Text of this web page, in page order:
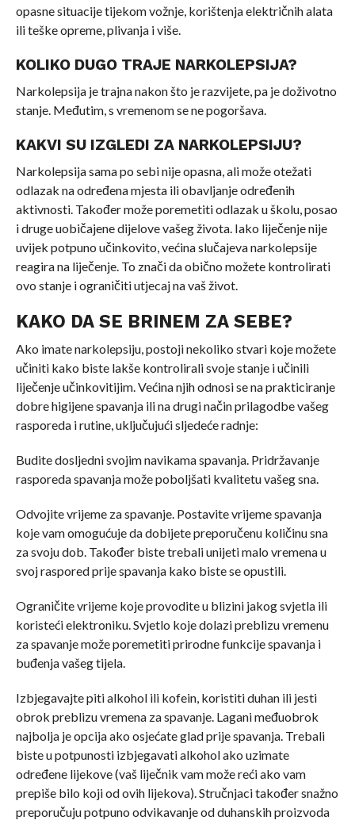
opasne situacije tijekom vožnje, korištenja električnih alata
ili teške opreme, plivanja i više.
KOLIKO DUGO TRAJE NARKOLEPSIJA?
Narkolepsija je trajna nakon što je razvijete, pa je doživotno
stanje. Međutim, s vremenom se ne pogoršava.
KAKVI SU IZGLEDI ZA NARKOLEPSIJU?
Narkolepsija sama po sebi nije opasna, ali može otežati
odlazak na određena mjesta ili obavljanje određenih
aktivnosti. Također može poremetiti odlazak u školu, posao
i druge uobičajene dijelove vašeg života. Iako liječenje nije
uvijek potpuno učinkovito, većina slučajeva narkolepsije
reagira na liječenje. To znači da obično možete kontrolirati
ovo stanje i ograničiti utjecaj na vaš život.
KAKO DA SE BRINEM ZA SEBE?
Ako imate narkolepsiju, postoji nekoliko stvari koje možete
učiniti kako biste lakše kontrolirali svoje stanje i učinili
liječenje učinkovitijim. Većina njih odnosi se na prakticiranje
dobre higijene spavanja ili na drugi način prilagodbe vašeg
rasporeda i rutine, uključujući sljedeće radnje:
Budite dosljedni svojim navikama spavanja. Pridržavanje
rasporeda spavanja može poboljšati kvalitetu vašeg sna.
Odvojite vrijeme za spavanje. Postavite vrijeme spavanja
koje vam omogućuje da dobijete preporučenu količinu sna
za svoju dob. Također biste trebali unijeti malo vremena u
svoj raspored prije spavanja kako biste se opustili.
Ograničite vrijeme koje provodite u blizini jakog svjetla ili
koristeći elektroniku. Svjetlo koje dolazi preblizu vremenu
za spavanje može poremetiti prirodne funkcije spavanja i
buđenja vašeg tijela.
Izbjegavajte piti alkohol ili kofein, koristiti duhan ili jesti
obrok preblizu vremena za spavanje. Lagani međuobrok
najbolja je opcija ako osjećate glad prije spavanja. Trebali
biste u potpunosti izbjegavati alkohol ako uzimate
određene lijekove (vaš liječnik vam može reći ako vam
prepiše bilo koji od ovih lijekova). Stručnjaci također snažno
preporučuju potpuno odvikavanje od duhanskih proizvoda